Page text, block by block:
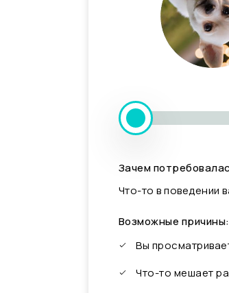
Зачем
Что-то в поведении
Возможные причины:
Вы
Что-то мешает